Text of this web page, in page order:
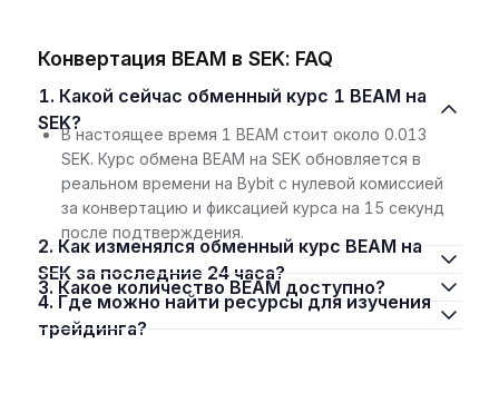
Конвертация BEAM в SEK: FAQ
1. Какой сейчас обменный курс 1 BEAM на
SEK?
В настоящее время 1 BEAM стоит около 0.013
SEK. Курс обмена BEAM на SEK обновляется в
реальном времени на Bybit с нулевой комиссией
за конвертацию и фиксацией курса на 15 секунд
после подтверждения.
2. Как изменялся обменный курс BEAM на
SEK за последние 24 часа?
3. Какое количество BEAM доступно?
4. Где можно найти ресурсы для изучения
трейдинга?